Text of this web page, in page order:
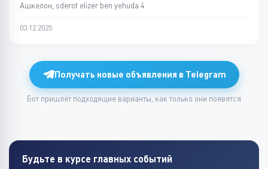
Ашкелон, sderot elizer ben yehuda 4
03.12.2025
Получать новые объявления в Telegram
Бот пришлёт подходящие варианты, как только они появятся
Будьте в курсе главных событий